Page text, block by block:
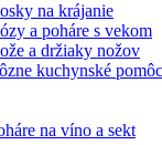
na krájanie
a poháre s vekom
a držiaky nožov
kuchynské
na víno a sekt